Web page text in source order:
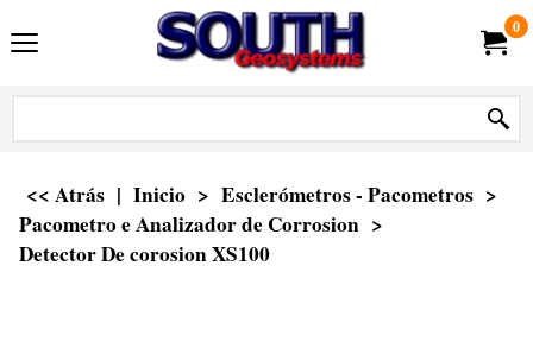
0
<< Atrás | Inicio > Esclerómetros - Pacometros >
Pacometro e Analizador de Corrosion >
Detector De corosion XS100